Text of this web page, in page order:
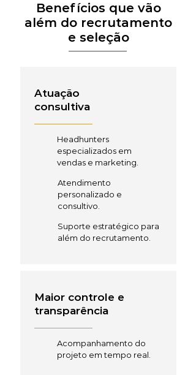
Benefícios que vão
além do recrutamento
e seleção
Atuação
consultiva
Headhunters
especializados em
vendas e marketing.
Atendimento
personalizado e
consultivo.
Suporte estratégico para
além do recrutamento.
Maior controle e
transparência
Acompanhamento do
projeto em tempo real.